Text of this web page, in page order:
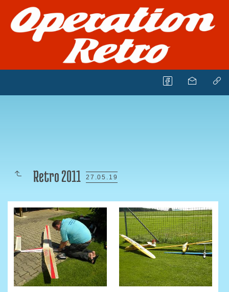
Retro 2011 27.05.19